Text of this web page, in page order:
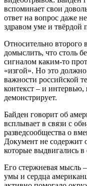
вспоминает свои
ответ на вопрос даже
здравом уме и твёрдой
Относительно второго
домыслить, что столь
сигналом каким-то
«изгой». Но это
важности российской
контекст – и
демонстрирует.
Байден говорит об
всплывает в связи с
разведсообщества о
Документ не содержит
которые выдвигались
Его стержневая мысль
умы и сердца